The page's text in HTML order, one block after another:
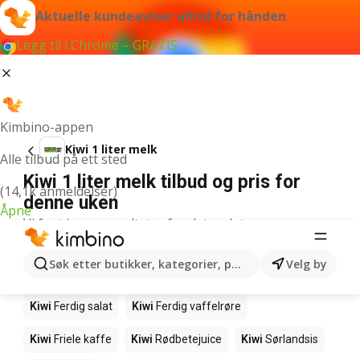
Aktuelle kundeaviser alltid for hånden
Legg til i Chrome – GRATIS
Kimbino-appen
Alle tilbud på ett sted
(14,1k anmeldelser)
Åpne
Søk etter butikker, kategorier, produkter...Velg by
Kiwi 1 liter melk
Kiwi 1 liter melk tilbud og pris for
denne uken
Vi fant ingen resultater for det ordet.
Andre produkter i butikkene Kiwi
Kiwi Makrell i tomat
Kiwi Ferdig salat Kiwi Ferdig vaffelrøre
Kiwi Friele kaffe Kiwi Rødbetejuice Kiwi Sørlandsis